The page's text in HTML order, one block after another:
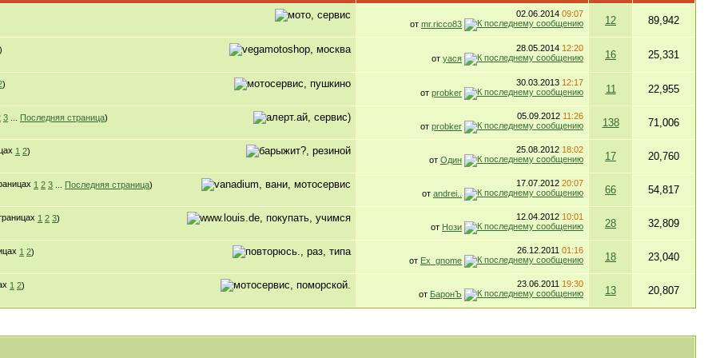
02.06.2014 09:07
от mr.ricco83 12 89,942
) 28.05.2014 12:20
от уася 16 25,331
) 30.03.2013 12:17
от probker 11 22,955
3 Последняя страница) 05.09.2012 11:26
от probker 138 71,006
1 2) 25.08.2012 18:02
от Один 17 20,760
1 2 3 Последняя страница) 17.07.2012 20:07
от andrei.. 66 54,817
1 2 3) 12.04.2012 10:01
от Нози 28 32,809
1 2) 26.12.2011 01:16
от Ex_gnome 18 23,040
1 2) 23.06.2011 19:30
от БаронЪ 13 20,807